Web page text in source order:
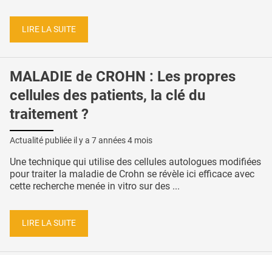
LIRE LA SUITE
MALADIE de CROHN : Les propres
cellules des patients, la clé du
traitement ?
Actualité publiée il y a 7 années 4 mois
Une technique qui utilise des cellules autologues modifiées
pour traiter la maladie de Crohn se révèle ici efficace avec
cette recherche menée in vitro sur des ...
LIRE LA SUITE